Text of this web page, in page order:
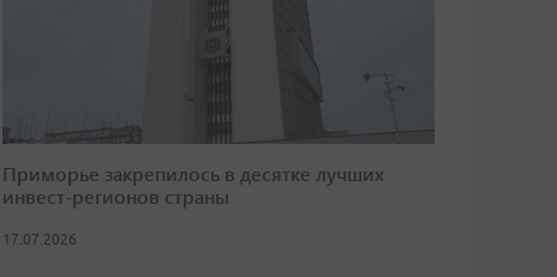
Приморье закрепилось в десятке лучших
инвест-регионов страны
17.07.2026